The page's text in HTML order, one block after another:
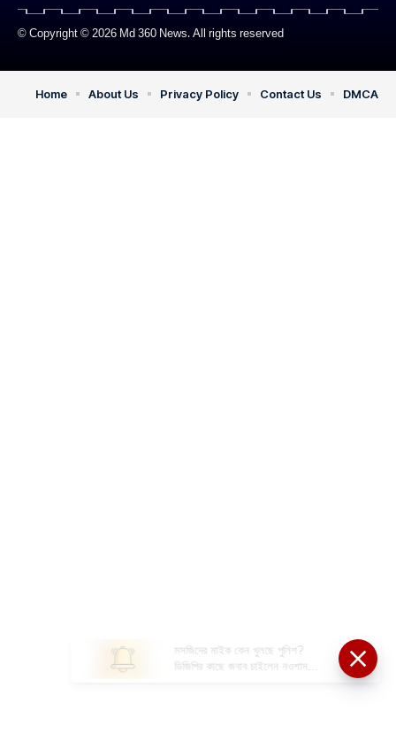
© Copyright © 2026 Md 360 News. All rights reserved
Home About Us Privacy Policy Contact Us DMCA
মসজিদের মাইক কেন খুলছে পুলিশ?
ডিজিপির কাছে জবাব চাইলেন নওশাদ